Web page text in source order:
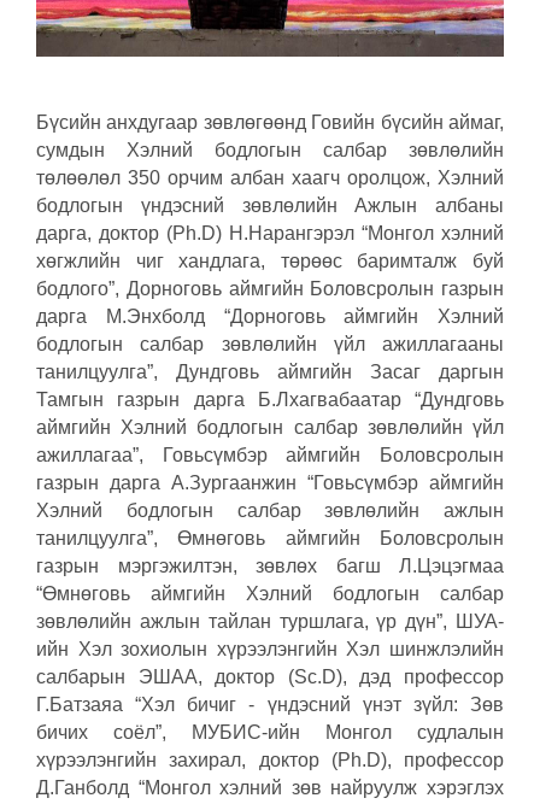
Бүсийн анхдугаар зөвлөгөөнд Говийн бүсийн аймаг,
сумдын Хэлний бодлогын салбар зөвлөлийн
төлөөлөл 350 орчим албан хаагч оролцож, Хэлний
бодлогын үндэсний зөвлөлийн Ажлын албаны
дарга, доктор (Ph.D) Н.Нарангэрэл “Монгол хэлний
хөгжлийн чиг хандлага, төрөөс баримталж буй
бодлого”, Дорноговь аймгийн Боловсролын газрын
дарга М.Энхболд “Дорноговь аймгийн Хэлний
бодлогын салбар зөвлөлийн үйл ажиллагааны
танилцуулга”, Дундговь аймгийн Засаг даргын
Тамгын газрын дарга Б.Лхагвабаатар “Дундговь
аймгийн Хэлний бодлогын салбар зөвлөлийн үйл
ажиллагаа”, Говьсүмбэр аймгийн Боловсролын
газрын дарга А.Зургаанжин “Говьсүмбэр аймгийн
Хэлний бодлогын салбар зөвлөлийн ажлын
танилцуулга”, Өмнөговь аймгийн Боловсролын
газрын мэргэжилтэн, зөвлөх багш Л.Цэцэгмаа
“Өмнөговь аймгийн Хэлний бодлогын салбар
зөвлөлийн ажлын тайлан туршлага, үр дүн”, ШУА-
ийн Хэл зохиолын хүрээлэнгийн Хэл шинжлэлийн
салбарын ЭШАА, доктор (Sc.D), дэд профессор
Г.Батзаяа “Хэл бичиг - үндэсний үнэт зүйл: Зөв
бичих соёл”, МУБИС-ийн Монгол судлалын
хүрээлэнгийн захирал, доктор (Ph.D), профессор
Д.Ганболд “Монгол хэлний зөв найруулж хэрэглэх